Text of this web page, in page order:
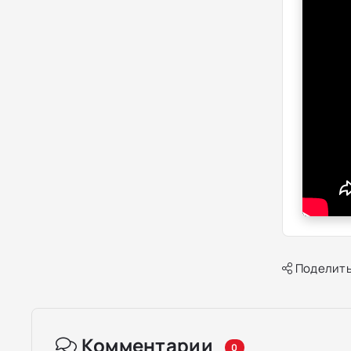
Комментарии 0